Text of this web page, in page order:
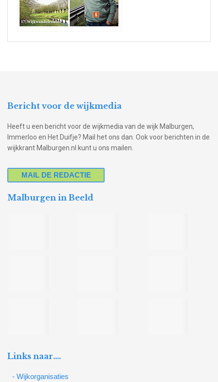
Bericht voor de wijkmedia
Heeft u een bericht voor de wijkmedia van de wijk Malburgen,
Immerloo en Het Duifje? Mail het ons dan. Ook voor berichten in de
wijkkrant Malburgen.nl kunt u ons mailen.
MAIL DE REDACTIE
Malburgen in Beeld
Links naar….
- Wijkorganisaties